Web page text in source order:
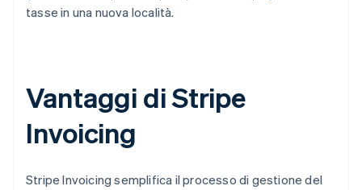
tasse in una nuova località.
Vantaggi di Stripe
Invoicing
Stripe Invoicing semplifica il processo di gestione del